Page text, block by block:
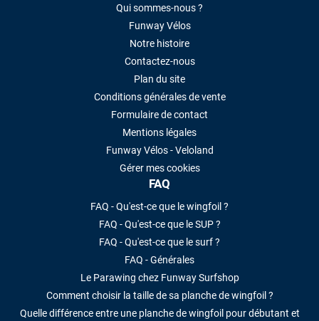
Qui sommes-nous ?
Funway Vélos
Notre histoire
Contactez-nous
Plan du site
Conditions générales de vente
Formulaire de contact
Mentions légales
Funway Vélos - Veloland
Gérer mes cookies
FAQ
FAQ - Qu'est-ce que le wingfoil ?
FAQ - Qu'est-ce que le SUP ?
FAQ - Qu'est-ce que le surf ?
FAQ - Générales
Le Parawing chez Funway Surfshop
Comment choisir la taille de sa planche de wingfoil ?
Quelle différence entre une planche de wingfoil pour débutant et